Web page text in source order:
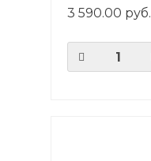
3 590.00 руб.